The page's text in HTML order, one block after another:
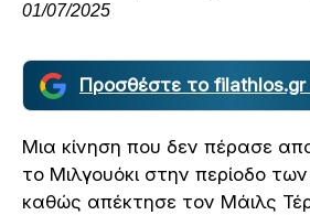
01/07/2025
Προσθέστε το
Μια κίνηση που δεν πέρασε
το Μιλγουόκι στην περίοδο
καθώς απέκτησε τον Μάιλς